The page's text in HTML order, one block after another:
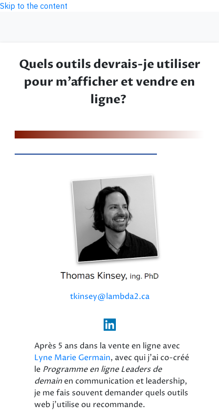
Skip to the content
Quels outils devrais-je utiliser
pour m’afficher et vendre en
ligne?
tkinsey@lambda2.ca
Après 5 ans dans la vente en ligne avec
Lyne Marie Germain, avec qui j'ai co-créé
le Programme en ligne Leaders de
demainen communication et leadership,
je me fais souvent demander quels outils
web j’utilise ou recommande.